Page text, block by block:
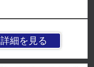
詳細を見る